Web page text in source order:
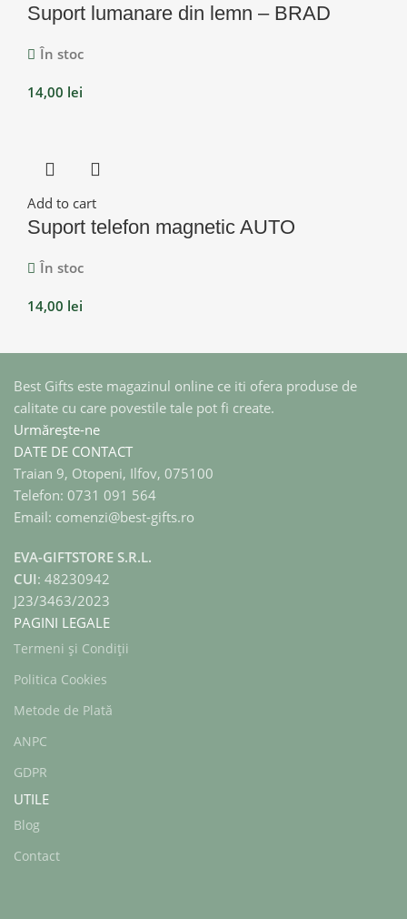
Suport lumanare din lemn – BRAD
În stoc
14,00 lei
Add to cart
Suport telefon magnetic AUTO
În stoc
14,00 lei
Best Gifts este magazinul online ce iti ofera produse de
calitate cu care povestile tale pot fi create.
Urmărește-ne
DATE DE CONTACT
Traian 9, Otopeni, Ilfov, 075100
Telefon: 0731 091 564
Email: comenzi@best-gifts.ro
EVA-GIFTSTORE S.R.L.
CUI: 48230942
J23/3463/2023
PAGINI LEGALE
Termeni și Condiții
Politica Cookies
Metode de Plată
ANPC
GDPR
UTILE
Blog
Contact